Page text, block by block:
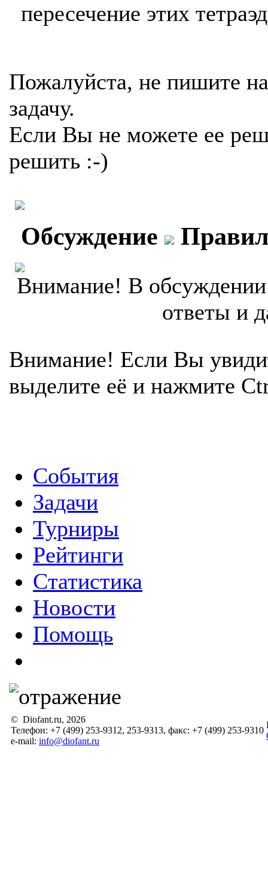
пересечение этих
Пожалуйста, не пишите
задачу.
Если Вы не можете ее
решить :-)
Обсуждение
Внимание! В обсуждении
ответы и
Внимание! Если Вы
выделите её и нажмите
События
Задачи
Турниры
Рейтинги
Статистика
Новости
Помощь
© Diofant.ru, 2026
Телефон: +7 (499) 253-9312, 253-9313, факс: +7 (499) 253-9310
e-mail: info@diofant.ru